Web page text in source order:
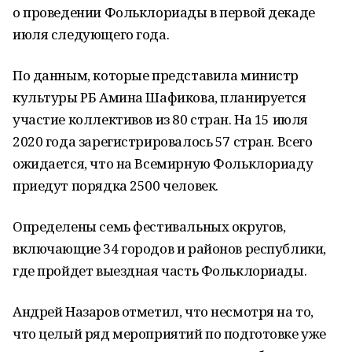
о проведении Фольклориады в первой декаде
июля следующего года.
По данным, которые представила министр
культуры РБ Амина Шафикова, планируется
участие коллективов из 80 стран. На 15 июля
2020 года зарегистрировалось 57 стран. Всего
ожидается, что на Всемирную Фольклориаду
приедут порядка 2500 человек.
Определены семь фестивальных округов,
включающие 34 городов и районов республики,
где пройдет выездная часть Фольклориады.
Андрей Назаров отметил, что несмотря на то,
что целый ряд мероприятий по подготовке уже